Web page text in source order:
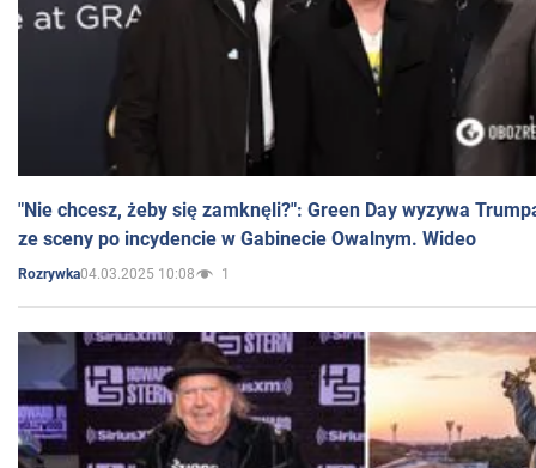
"Nie chcesz, żeby się zamknęli?": Green Day wyzywa
ze sceny po incydencie w Gabinecie Owalnym. Wideo
Rozrywka04.03.2025 10:08 1